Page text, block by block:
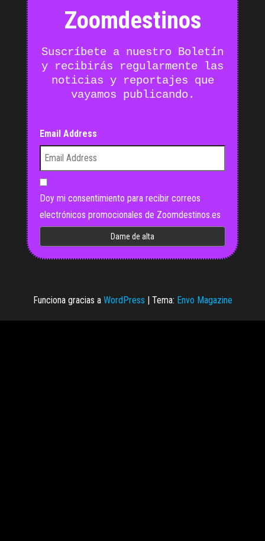
Zoomdestinos
Suscríbete a nuestro Boletín
y recibirás regularmente las
noticias y reportajes que
vayamos publicando.
Email Address
Doy mi consentimiento para recibir correos
electrónicos promocionales de Zoomdestinos.es
Funciona gracias a WordPress | Tema: Envo Magazine